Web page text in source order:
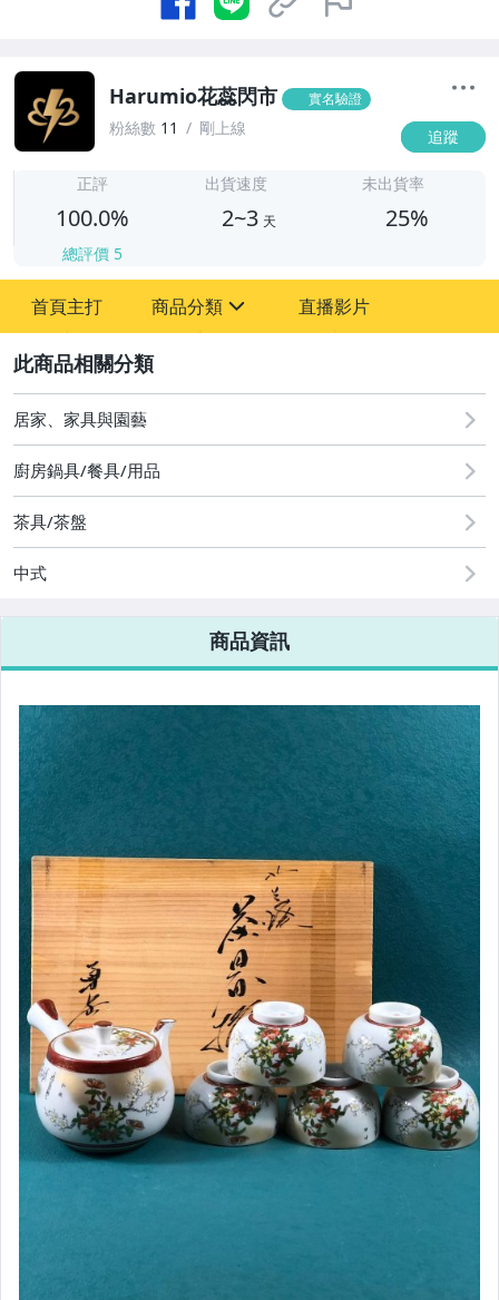
Harumio花蕊閃市 實名驗證
粉絲數 11 剛上線 追蹤
正評
100.0%
總評價 5
出貨速度
2~3 天
未出貨率
25%
首頁主打 商品分類
圖書/影音/文具
古董、藝術與礦石
玩具、模型與公仔
男性精品與服飾
女包精品與女鞋
運動、戶外與休閒
直播影片
居家、家具與園藝
廚房鍋具/餐具/用品
茶具/茶盤
中式
商品資訊